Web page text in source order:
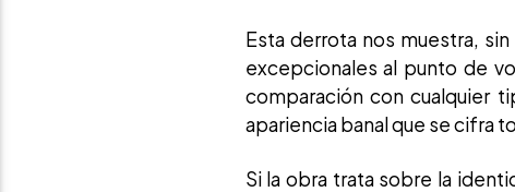
Esta derrota nos muestra,
excepcionales al punto de
comparación con cualquier
apariencia banal que se cifra
Si la obra trata sobre la